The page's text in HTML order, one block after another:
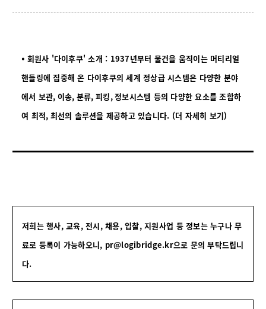
⦁ 회원사 '다이후쿠' 소개 : 1937년부터 물건을 움직이는 머티리얼
핸들링에 집중해 온 다이후쿠의 세계 정상급 시스템은 다양한 분야
에서 보관, 이송, 분류, 피킹,정보시스템 등의 다양한 요소를 조합하
여 최적, 최선의 솔루션을 제공하고 있습니다. (더 자세히 보기)
저희는 행사, 교육, 전시, 채용, 입찰, 지원사업 등 정보는 누구나 무
료로 등록이 가능하오니, pr@logibridge.kr으로 문의 부탁드립니
다.